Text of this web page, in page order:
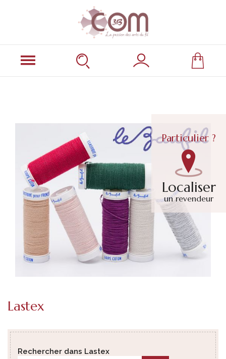
Particulier ?
Localiser
un revendeur
Lastex
Rechercher dans Lastex